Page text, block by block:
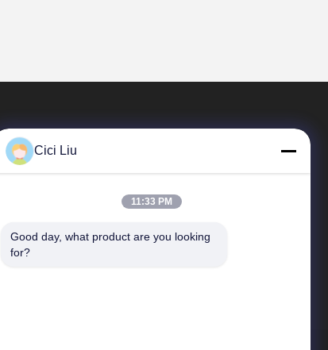
速いリンク
Cici Liu
11:33 PM
Good day, what product are you looking
for?